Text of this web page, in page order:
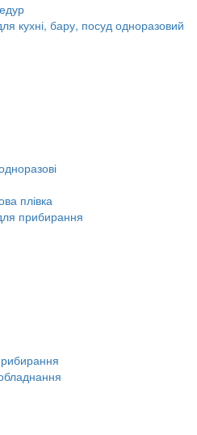
кухні, бару, посуд одноразовий
плівка
прибирання
обладнання